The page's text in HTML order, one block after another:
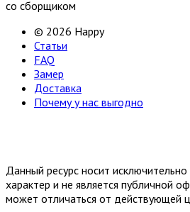
со сборщиком
© 2026 Happy
Статьи
FAQ
Замер
Доставка
Почему у нас выгодно
Данный ресурс носит
характер и не является публичной
может отличаться от действующей